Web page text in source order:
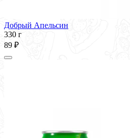
Добрый Апельсин
330 г
89 ₽